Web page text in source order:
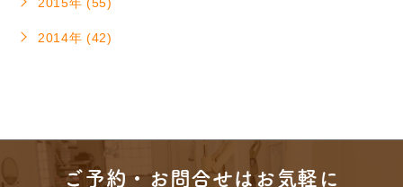
2014年 (42)
ご予約・お問合せはお気軽に